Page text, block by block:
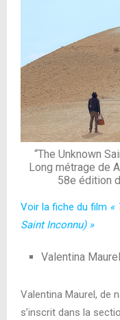
“The Unknown
Long métrage de
58e édition
Voir la fiche du film «
Saint Inconnu) »
Valentina Maurel
Valentina Maurel, de
s’inscrit dans la